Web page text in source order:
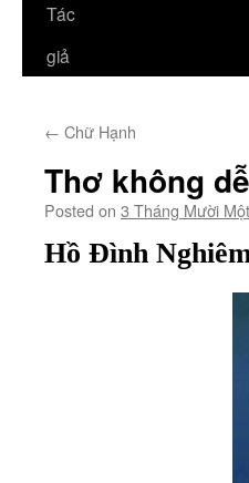
Tác
giả
← Chữ Hạnh
Thơ không
Posted on 3 Tháng Mười
Hồ Đình